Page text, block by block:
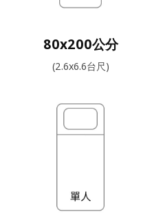
80x200公分
(2.6x6.6台尺)